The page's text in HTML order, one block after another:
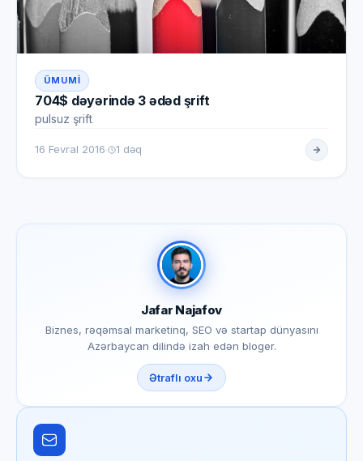
ÜMUMI
704$ dəyərində 3 ədəd şrift
pulsuz şrift
16 Fevral 2016· 1 dəq
Jafar Najafov
Biznes, rəqəmsal marketinq, SEO və startap dünyasını
Azərbaycan dilində izah edən bloger.
Ətraflı oxu